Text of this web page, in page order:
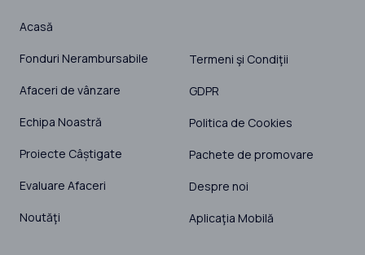
Acasă
Fonduri Nerambursabile
Afaceri de vânzare
Echipa Noastră
Proiecte Câștigate
Evaluare Afaceri
Noutăţi
Termeni şi Condiţii
GDPR
Politica de Cookies
Pachete de promovare
Despre noi
Aplicaţia Mobilă